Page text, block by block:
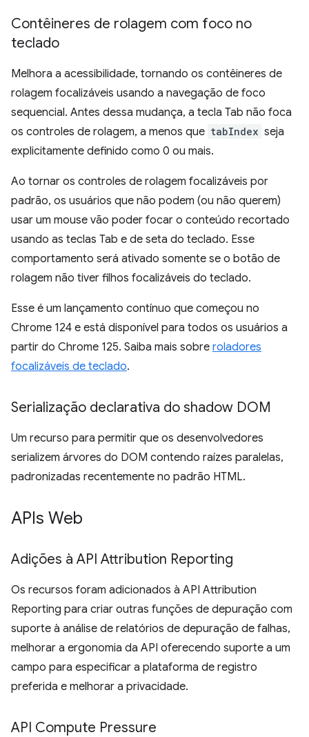
Contêineres de rolagem com foco no
teclado
Melhora a acessibilidade, tornando os contêineres de
rolagem focalizáveis usando a navegação de foco
sequencial. Antes dessa mudança, a tecla Tab não foca
os controles de rolagem, a menos que tabIndex seja
explicitamente definido como 0 ou mais.
Ao tornar os controles de rolagem focalizáveis por
padrão, os usuários que não podem (ou não querem)
usar um mouse vão poder focar o conteúdo recortado
usando as teclas Tab e de seta do teclado. Esse
comportamento será ativado somente se o botão de
rolagem não tiver filhos focalizáveis do teclado.
Esse é um lançamento contínuo que começou no
Chrome 124 e está disponível para todos os usuários a
partir do Chrome 125. Saiba mais sobre roladores
focalizáveis de teclado.
Serialização declarativa do shadow DOM
Um recurso para permitir que os desenvolvedores
serializem árvores do DOM contendo raízes paralelas,
padronizadas recentemente no padrão HTML.
APIs Web
Adições à API Attribution Reporting
Os recursos foram adicionados à API Attribution
Reporting para criar outras funções de depuração com
suporte à análise de relatórios de depuração de falhas,
melhorar a ergonomia da API oferecendo suporte a um
campo para especificar a plataforma de registro
preferida e melhorar a privacidade.
API Compute Pressure